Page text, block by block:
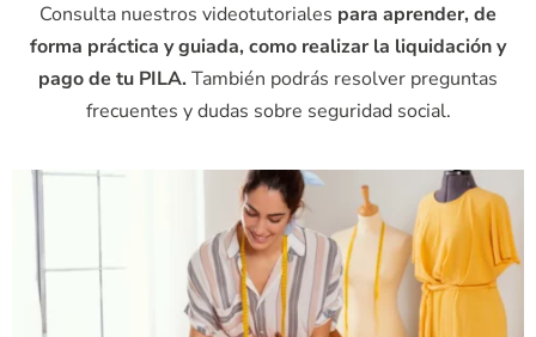
Consulta nuestros videotutoriales para aprender, de
forma práctica y guiada, como realizar la liquidación y
pago de tu PILA. También podrás resolver preguntas
frecuentes y dudas sobre seguridad social.